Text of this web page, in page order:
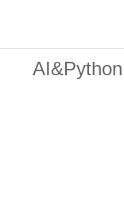
AI&Python